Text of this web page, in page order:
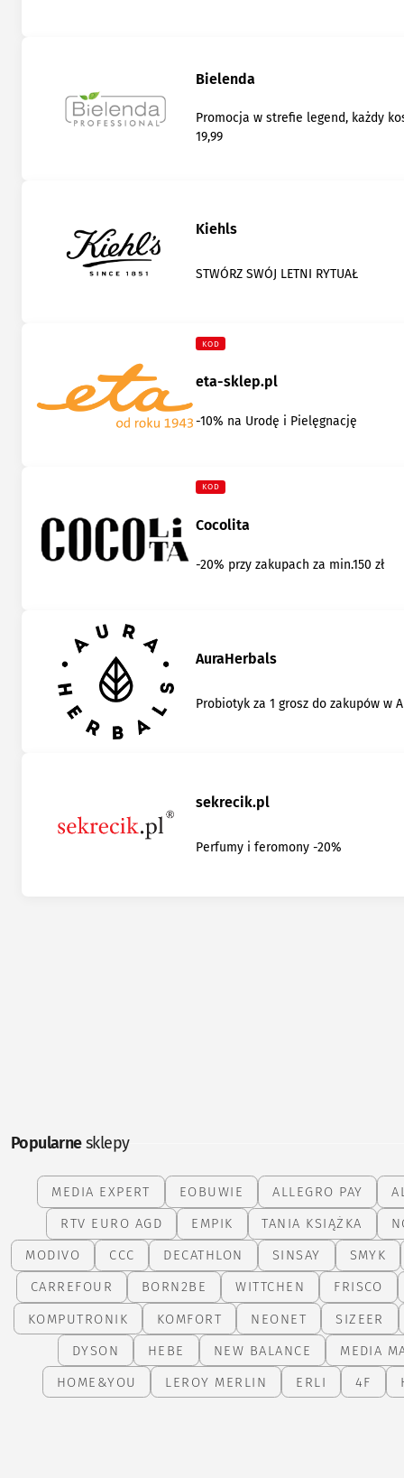
Bielenda
Promocja w strefie legend, każdy
19,99
Kiehls
STWÓRZ SWÓJ LETNI RYTUAŁ
KOD
eta-sklep.pl
-10% na Urodę i Pielęgnację
KOD
Cocolita
-20% przy zakupach za min.150 zł
AuraHerbals
Probiotyk za 1 grosz do zakupów w
sekrecik.pl
Perfumy i feromony -20%
Popularnesklepy
MEDIA EXPERT EOBUWIE ALLEGRO PAY
RTV EURO AGD
EMPIK TANIA KSIĄŻKA
MODIVO
CCC DECATHLON SINSAY
SMYK
CARREFOUR
BORN2BE WITTCHEN
FRISCO
KOMPUTRONIK
KOMFORT NEONET
SIZEER
DYSON
HEBE NEW BALANCE
MEDIA
HOME&YOU
LEROY MERLIN ERLI 4F